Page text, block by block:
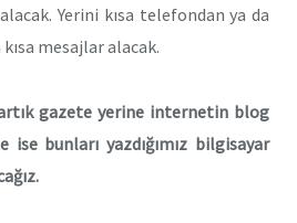
Yerini kısa telefondan ya da
mesajlar alacak.
artık gazete yerine internetin blog
ise bunları yazdığımız bilgisayar